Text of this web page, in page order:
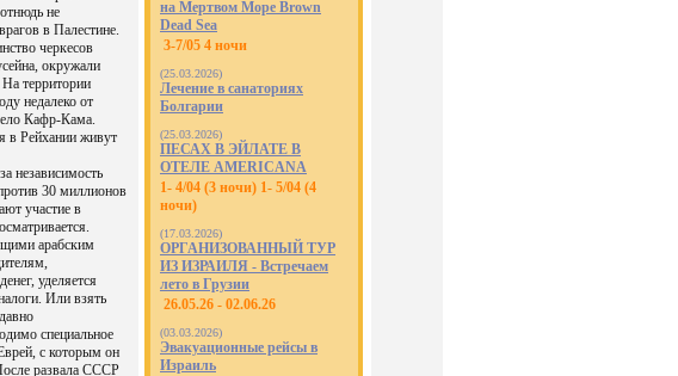
не
в Палестине.
черкесов
окружали
территории
недалеко от
Кафр-Кама.
в Рейхании живут
независимость
30 миллионов
участие в
арабским
уделяется
Или взять
специальное
с которым он
развала СССР
на Мертвом Море Brown
Dead Sea
3-7/05 4 ночи
(25.03.2026)
Лечение в санаториях
Болгарии
(25.03.2026)
ПЕСАХ В ЭЙЛАТЕ В
ОТЕЛЕ AMERICANA
1- 4/04 (3 ночи) 1- 5/04 (4
ночи)
(17.03.2026)
ОРГАНИЗОВАННЫЙ ТУР
ИЗ ИЗРАИЛЯ - Встречаем
лето в Грузии
26.05.26 - 02.06.26
(03.03.2026)
Эвакуационные рейсы в
Израиль